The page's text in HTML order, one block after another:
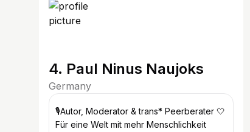
4. Paul Ninus Naujoks
Germany
🎙️Autor, Moderator & trans* Peerberater 🤍
Für eine Welt mit mehr Menschlichkeit